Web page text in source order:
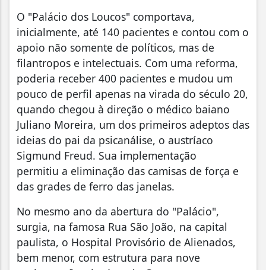
O "Palácio dos Loucos" comportava,
inicialmente, até 140 pacientes e contou com o
apoio não somente de políticos, mas de
filantropos e intelectuais. Com uma reforma,
poderia receber 400 pacientes e mudou um
pouco de perfil apenas na virada do século 20,
quando chegou à direção o médico baiano
Juliano Moreira, um dos primeiros adeptos das
ideias do pai da psicanálise, o austríaco
Sigmund Freud. Sua implementação
permitiu a eliminação das camisas de força e
das grades de ferro das janelas.
No mesmo ano da abertura do "Palácio",
surgia, na famosa Rua São João, na capital
paulista, o Hospital Provisório de Alienados,
bem menor, com estrutura para nove